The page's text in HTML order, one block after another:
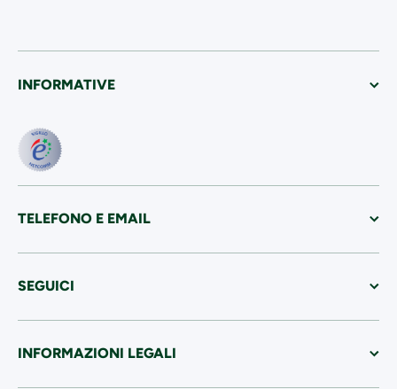
INFORMATIVE
TELEFONO E EMAIL
SEGUICI
INFORMAZIONI LEGALI